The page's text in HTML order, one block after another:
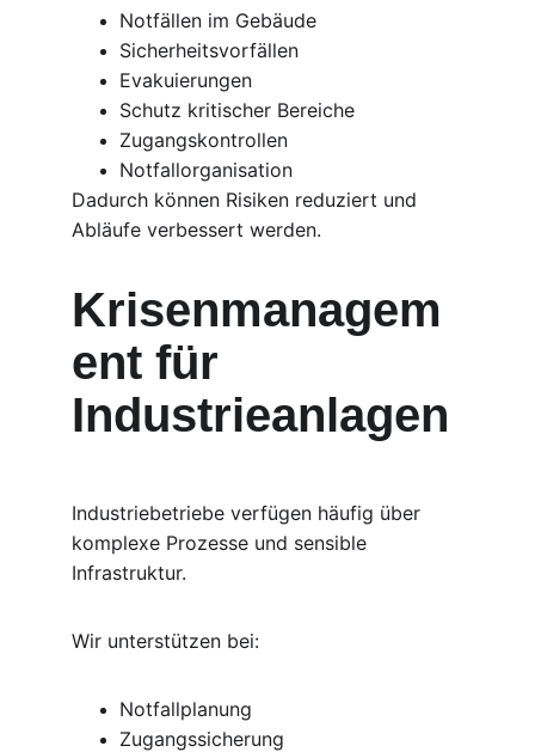
Notfällen im Gebäude
Sicherheitsvorfällen
Evakuierungen
Schutz kritischer Bereiche
Zugangskontrollen
Notfallorganisation
Dadurch können Risiken reduziert und
Abläufe verbessert werden.
Krisenmanagem
ent für
Industrieanlagen
Industriebetriebe verfügen häufig über
komplexe Prozesse und sensible
Infrastruktur.
Wir unterstützen bei:
Notfallplanung
Zugangssicherung